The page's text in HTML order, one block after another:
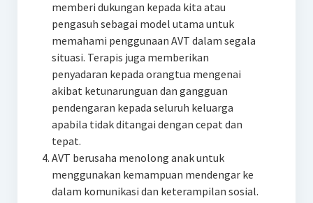
memberi dukungan kepada kita atau
pengasuh sebagai model utama untuk
memahami penggunaan AVT dalam segala
situasi. Terapis juga memberikan
penyadaran kepada orangtua mengenai
akibat ketunarunguan dan gangguan
pendengaran kepada seluruh keluarga
apabila tidak ditangai dengan cepat dan
tepat.
AVT berusaha menolong anak untuk
menggunakan kemampuan mendengar ke
dalam komunikasi dan keterampilan sosial.